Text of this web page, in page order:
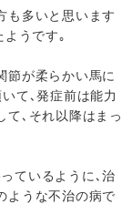
も多いと思います
うです｡
節が柔らかい馬に
て､発症前は能力
て､それ以降はまっ
ているように､治
ような不治の病で